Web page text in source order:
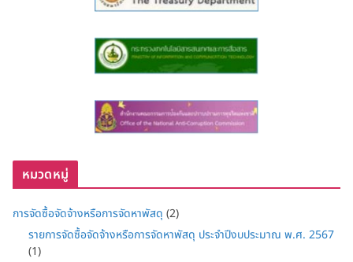
หมวดหมู่
การจัดซื้อจัดจ้างหรือการจัดหาพัสดุ (2)
รายการจัดซื้อจัดจ้างหรือการจัดหาพัสดุ ประจำปีงบประมาณ พ.ศ. 2567
(1)